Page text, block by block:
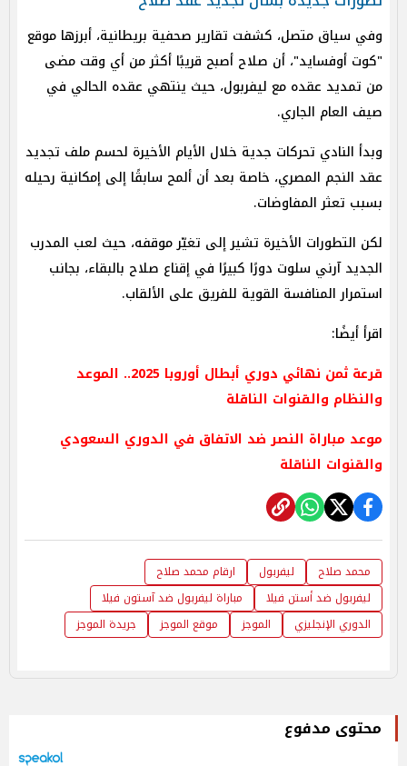
وفي سياق متصل، كشفت تقارير صحفية بريطانية، أبرزها موقع
"كوت أوفسايد"، أن صلاح أصبح قريبًا أكثر من أي وقت مضى
من تمديد عقده مع ليفربول، حيث ينتهي عقده الحالي في
صيف العام الجاري.
وبدأ النادي تحركات جدية خلال الأيام الأخيرة لحسم ملف تجديد
عقد النجم المصري، خاصة بعد أن ألمح سابقًا إلى إمكانية رحيله
بسبب تعثر المفاوضات.
لكن التطورات الأخيرة تشير إلى تغيّر موقفه، حيث لعب المدرب
الجديد آرني سلوت دورًا كبيرًا في إقناع صلاح بالبقاء، بجانب
استمرار المنافسة القوية للفريق على الألقاب.
اقرأ أيضًا:
قرعة ثمن نهائي دوري أبطال أوروبا 2025.. الموعد
والنظام والقنوات الناقلة
موعد مباراة النصر ضد الاتفاق في الدوري السعودي
والقنوات الناقلة
محمد صلاح ليفربول
ارقام محمد صلاح
ليفربول ضد أستن فيلا
مباراة ليفربول ضد آستون فيلا
الدوري الإنجليزي
الموجز موقع الموجز جريدة الموجز
محتوى مدفوع